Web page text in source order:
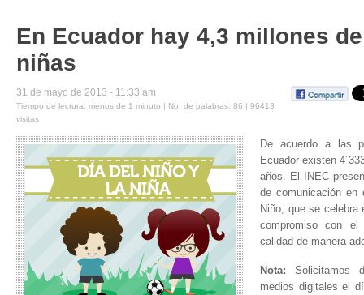
En Ecuador hay 4,3 millones
niñas
31 de mayo de 2013 - 11:33 am
Tiempo de lectura: menos de 1 minuto | No. de palabras: 86 | 96413
visitas
De acuerdo a las
Ecuador existen
años. El INEC
de comunicación en
Niño, que se celebra
compromiso con
calidad de manera
Nota: Solicitamos
medios digitales el